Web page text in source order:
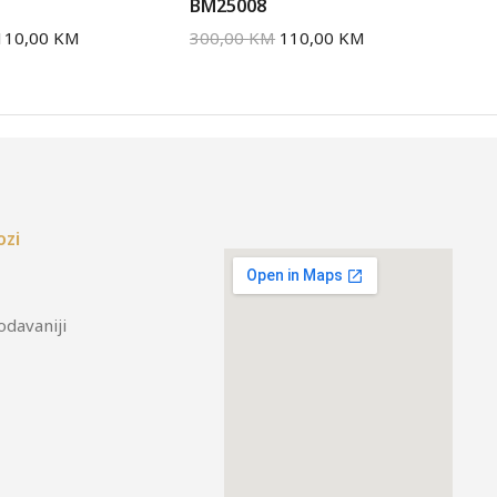
KM
BM25008
300,00KM 110,00 KM